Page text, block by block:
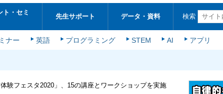
ト・セミ
先生サポート データ・資料 検索
ナー 英語 プログラミング STEM AI アプリ
験フェスタ2020」、15の講座とワークショップを実施